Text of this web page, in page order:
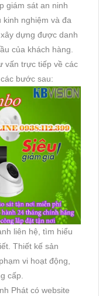
giám sát an ninh
kinh nghiệm và đa
dựng được danh
của khách hàng.
vấn trực tiếp về các
bước sau:
liên hệ, tìm hiểu
Thiết kế sản
vi hoạt động,
cấp.
Phát có website